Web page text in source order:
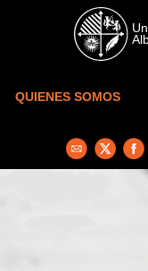
Skip to main content
QUIENES SOMOS